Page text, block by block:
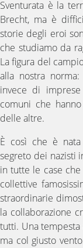
Sventurata è la
Brecht, ma è
storie degli eroi
che studiamo da
La figura del
alla nostra
invece di
comuni che
delle altre.
È così che è
segreto dei nazisti
in tutte le case che
collettive
straordinarie
la collaborazione
tutti. Una tempesta
ma col giusto